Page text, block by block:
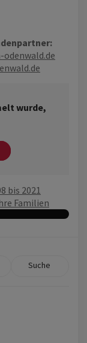
wurde,
bis 2021
Familien
Suche